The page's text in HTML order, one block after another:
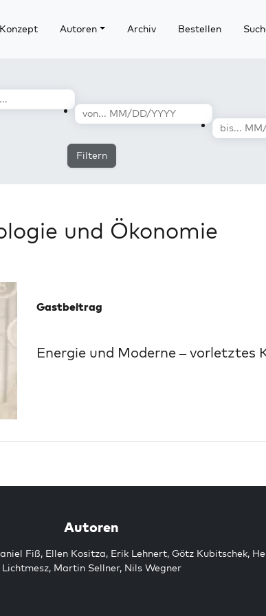
Konzept Autoren Archiv Bestellen
Filtern
und Ökonomie
Gastbeitrag
Energie und Moderne – vorletztes
Autoren
Fiß, Ellen Kositza, Erik Lehnert, Götz Kubitschek,
Lichtmesz, Martin Sellner, Nils Wegner